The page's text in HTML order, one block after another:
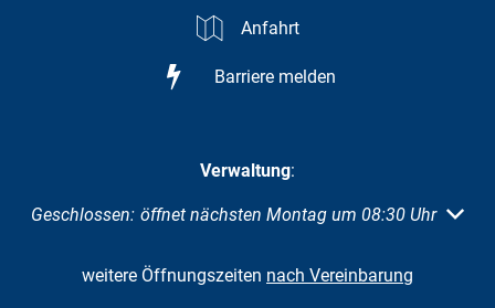
Anfahrt
Barriere melden
Verwaltung:
Klicken, um weitere Öffnungs- oder Schließzeiten
Geschlossen: öffnet nächsten Montag um 08:30 Uhr
weitere Öffnungszeiten nach Vereinbarung